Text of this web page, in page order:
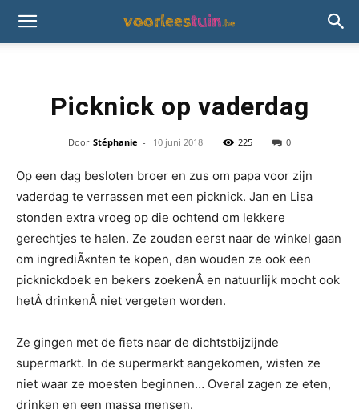
Picknick op vaderdag
Door Stéphanie - 10 juni 2018 225 0
Op een dag besloten broer en zus om papa voor zijn
vaderdag te verrassen met een picknick. Jan en Lisa
stonden extra vroeg op die ochtend om lekkere
gerechtjes te halen. Ze zouden eerst naar de winkel gaan
om ingrediÃ«nten te kopen, dan wouden ze ook een
picknickdoek en bekers zoekenÂ en natuurlijk mocht ook
hetÂ drinkenÂ niet vergeten worden.
Ze gingen met de fiets naar de dichtstbijzijnde
supermarkt. In de supermarkt aangekomen, wisten ze
niet waar ze moesten beginnen… Overal zagen ze eten,
drinken en een massa mensen.